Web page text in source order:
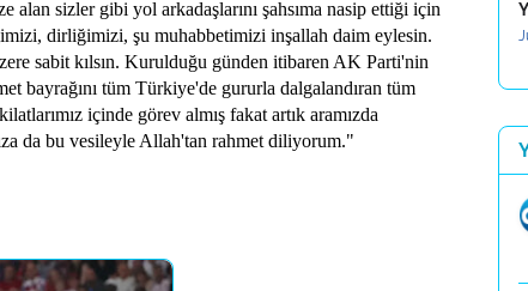
alan sizler gibi yol arkadaşlarını şahsıma nasip ettiği için
dirliğimizi, şu muhabbetimizi inşallah daim eylesin.
sabit kılsın. Kurulduğu günden itibaren AK Parti'nin
bayrağını tüm Türkiye'de gururla dalgalandıran tüm
içinde görev almış fakat artık aramızda
da bu vesileyle Allah'tan rahmet diliyorum."